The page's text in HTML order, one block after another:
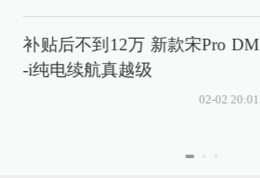
补贴后不到12万 新款宋Pro DM
-i纯电续航真越级
02-02 20:01